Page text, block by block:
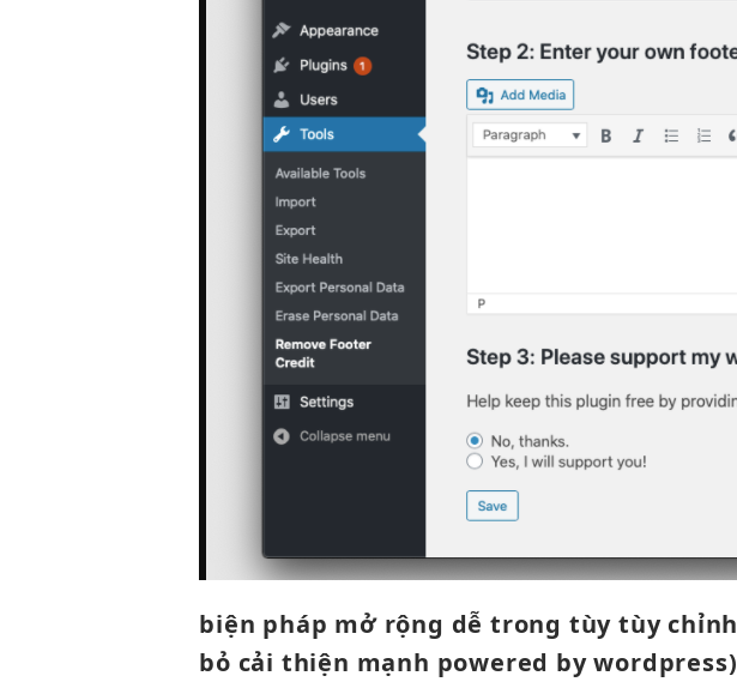
biện pháp mở rộng dễ trong tùytùy chỉnh
bỏ cải thiện mạnh powered by wordpress)